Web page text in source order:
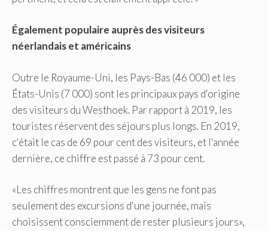
Également populaire auprès des visiteurs
néerlandais et américains
Outre le Royaume-Uni, les Pays-Bas (46 000) et les
États-Unis (7 000) sont les principaux pays d'origine
des visiteurs du Westhoek. Par rapport à 2019, les
touristes réservent des séjours plus longs. En 2019,
c'était le cas de 69 pour cent des visiteurs, et l'année
dernière, ce chiffre est passé à 73 pour cent.
«Les chiffres montrent que les gens ne font pas
seulement des excursions d'une journée, mais
choisissent consciemment de rester plusieurs jours»,